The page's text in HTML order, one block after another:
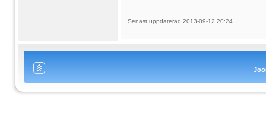
Senast uppdaterad 2013-09-12 20:24